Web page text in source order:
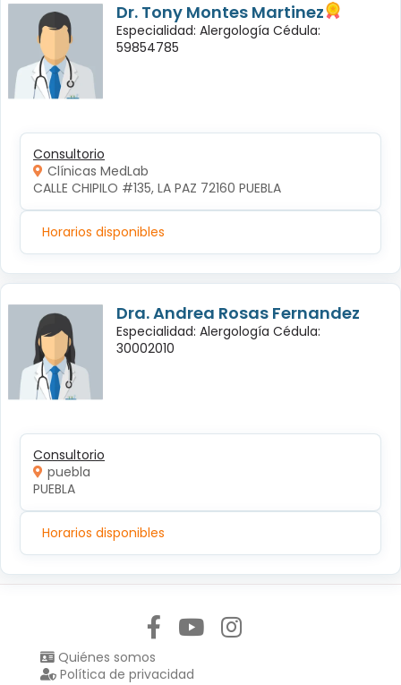
Dr. Tony Montes Martinez
Especialidad: Alergología Cédula:
59854785
Consultorio
Clínicas MedLab
CALLE CHIPILO #135, LA PAZ 72160 PUEBLA
Horarios disponibles
Dra. Andrea Rosas Fernandez
Especialidad: Alergología Cédula:
30002010
Consultorio
puebla
PUEBLA
Horarios disponibles
Quiénes somos
Política de privacidad